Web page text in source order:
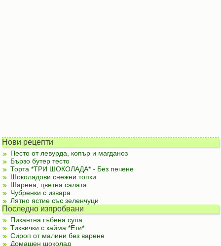
Нови рецепти
Песто от левурда, копър и магданоз
Бързо бутер тесто
Торта *ТРИ ШОКОЛАДА* - Без печене
Шоколадови снежни топки
Шарена, цветна салата
Чубренки с извара
Лятно ястие със зеленчуци
Последно изпробвани
Пикантна гъбена супа
Тиквички с кайма *Ети*
Сироп от малини без варене
Домашен шоколад